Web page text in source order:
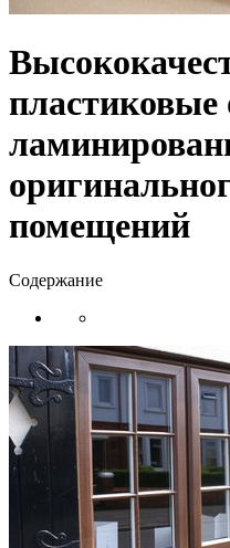
пластиковые
помещений
Содержание